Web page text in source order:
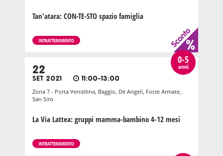
Tan'atara: CON-TE-STO spazio famiglia
INTRATTENIMENTO
0-5
anni
22
SET 2021 11:00-13:00
Zona 7 - Porta Vercellina, Baggio, De Angeli, Forze Armate,
San Siro
La Via Lattea: gruppi mamma-bambino 4-12 mesi
INTRATTENIMENTO